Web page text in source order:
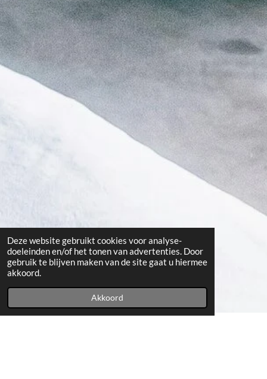
Deze website gebruikt cookies voor analyse-
doeleinden en/of het tonen van advertenties. Door
gebruik te blijven maken van de site gaat u hiermee
akkoord.
Akkoord